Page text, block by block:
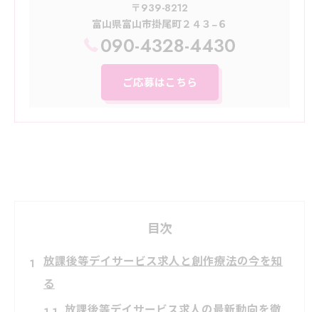
〒939-8212
富山県富山市掛尾町２４３−６
090-4328-4430
ご応募はこちら
目次
放課後等デイサービス求人と創作療法の今を知
る